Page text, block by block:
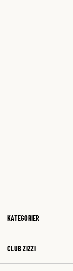
KATEGORIER
CLUB ZIZZI